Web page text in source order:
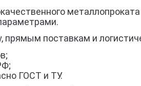
прямым поставкам и
ГОСТ и ТУ.